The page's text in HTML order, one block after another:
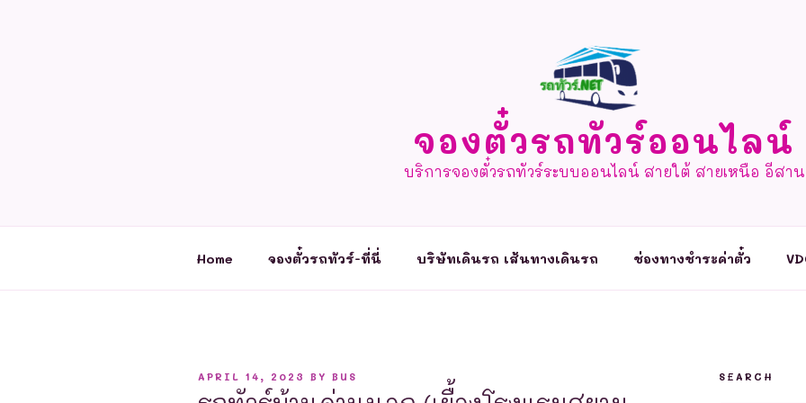
จองตั๋วรถทัวร์ออนไลน์
บริการจองตั๋วรถทัวร์ระบบออนไลน์ สายใต้ สายเหนือ อีสาน
Home จองตั๋วรถทัวร์-ที่นี่ บริษัทเดินรถ เส้นทางเดินรถ ช่องทางชำระค่าตั๋ว
POSTED
APRIL 14, 2023 BY BUS SEARCH